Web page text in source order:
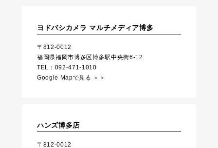
ヨドバシカメラ マルチメディア博多
〒812-0012
福岡県福岡市博多区博多駅中央街6-12
TEL：092-471-1010
Google Mapで見る ＞＞
ハンズ博多店
〒812-0012